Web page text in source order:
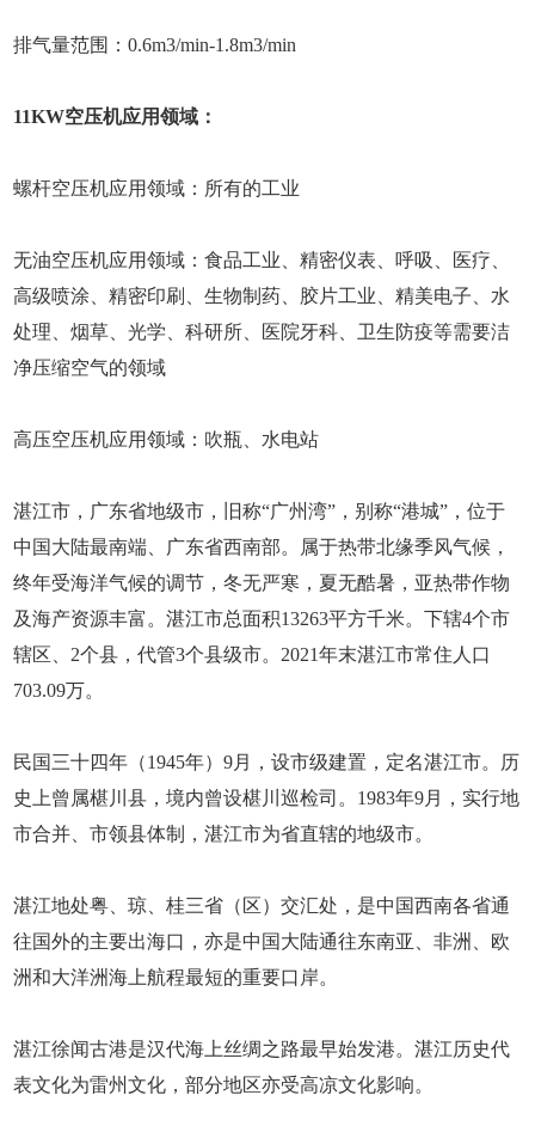
排气量范围：0.6m3/min-1.8m3/min
11KW空压机应用领域：
螺杆空压机应用领域：所有的工业
无油空压机应用领域：食品工业、精密仪表、呼吸、医疗、
高级喷涂、精密印刷、生物制药、胶片工业、精美电子、水
处理、烟草、光学、科研所、医院牙科、卫生防疫等需要洁
净压缩空气的领域
高压空压机应用领域：吹瓶、水电站
湛江市，广东省地级市，旧称“广州湾”，别称“港城”，位于
中国大陆最南端、广东省西南部。属于热带北缘季风气候，
终年受海洋气候的调节，冬无严寒，夏无酷暑，亚热带作物
及海产资源丰富。湛江市总面积13263平方千米。下辖4个市
辖区、2个县，代管3个县级市。2021年末湛江市常住人口
703.09万。
民国三十四年（1945年）9月，设市级建置，定名湛江市。历
史上曾属椹川县，境内曾设椹川巡检司。1983年9月，实行地
市合并、市领县体制，湛江市为省直辖的地级市。
湛江地处粤、琼、桂三省（区）交汇处，是中国西南各省通
往国外的主要出海口，亦是中国大陆通往东南亚、非洲、欧
洲和大洋洲海上航程最短的重要口岸。
湛江徐闻古港是汉代海上丝绸之路最早始发港。湛江历史代
表文化为雷州文化，部分地区亦受高凉文化影响。